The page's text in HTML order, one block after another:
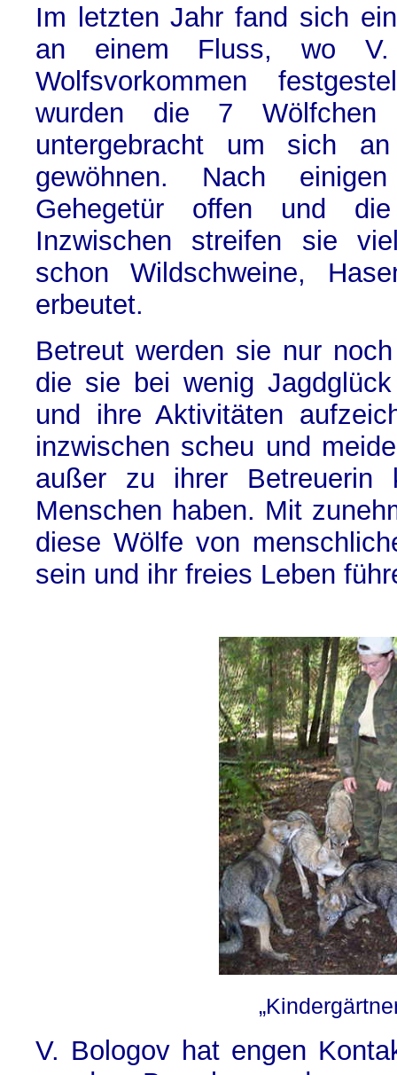
Im letzten Jahr fand sich
an einem Fluss, wo V.
Wolfsvorkommen
wurden die 7 Wölfchen
untergebracht um sich
gewöhnen. Nach
Gehegetür offen und
Inzwischen streifen sie
schon Wildschweine,
erbeutet.
Betreut werden sie nur
die sie bei wenig
und ihre Aktivitäten
inzwischen scheu und
außer zu ihrer Betreuerin
Menschen haben. Mit
diese Wölfe von
sein und ihr freies Leben
V. Bologov hat engen